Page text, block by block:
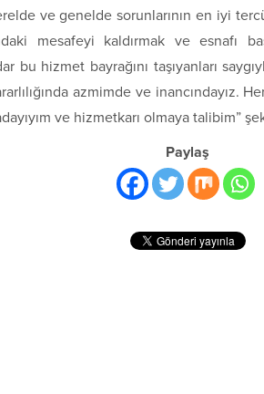
ve genelde sorunlarının en iyi
mesafeyi kaldırmak ve esnafı
bu hizmet bayrağını taşıyanları
azmimde ve inancındayız.
ve hizmetkarı olmaya talibim”
Paylaş